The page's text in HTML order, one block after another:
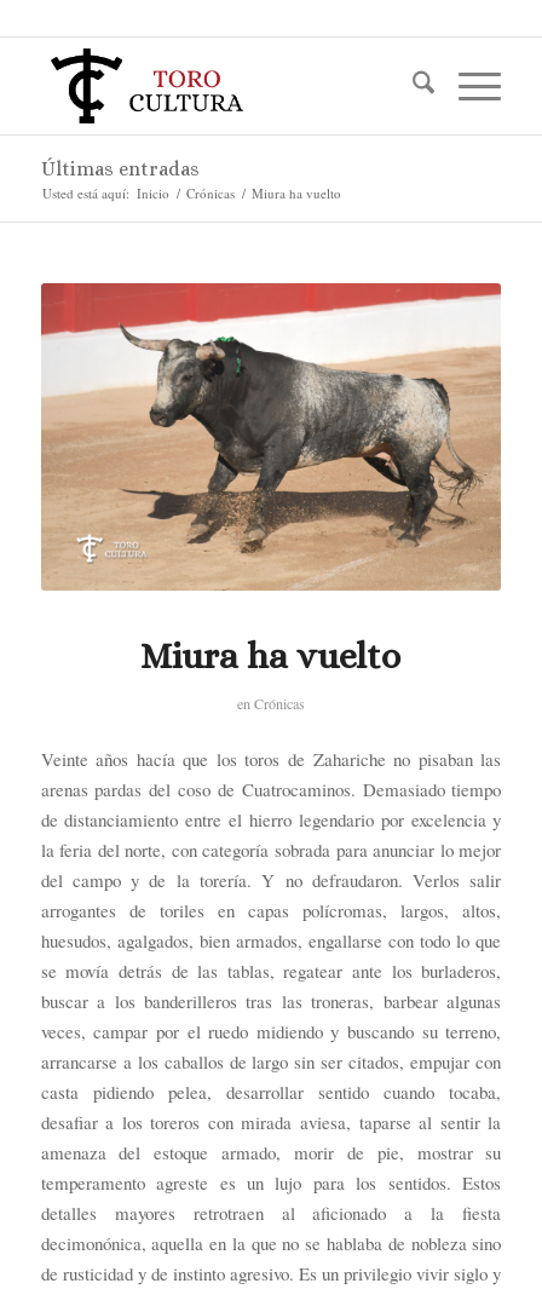
Últimas entradas
Usted está aquí: Inicio / Crónicas / Miura ha vuelto
Miura ha vuelto
en Crónicas
Veinte años hacía que los toros de Zahariche no pisaban las
arenas pardas del coso de Cuatrocaminos. Demasiado tiempo
de distanciamiento entre el hierro legendario por excelencia y
la feria del norte, con categoría sobrada para anunciar lo mejor
del campo y de la torería. Y no defraudaron. Verlos salir
arrogantes de toriles en capas polícromas, largos, altos,
huesudos, agalgados, bien armados, engallarse con todo lo que
se movía detrás de las tablas, regatear ante los burladeros,
buscar a los banderilleros tras las troneras, barbear algunas
veces, campar por el ruedo midiendo y buscando su terreno,
arrancarse a los caballos de largo sin ser citados, empujar con
casta pidiendo pelea, desarrollar sentido cuando tocaba,
desafiar a los toreros con mirada aviesa, taparse al sentir la
amenaza del estoque armado, morir de pie, mostrar su
temperamento agreste es un lujo para los sentidos. Estos
detalles mayores retrotraen al aficionado a la fiesta
decimonónica, aquella en la que no se hablaba de nobleza sino
de rusticidad y de instinto agresivo. Es un privilegio vivir siglo y